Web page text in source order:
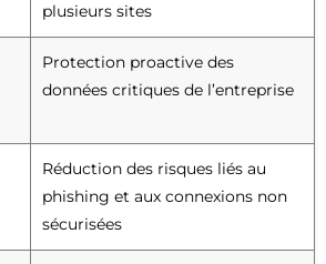
plusieurs sites
Protection proactive des
données critiques de l’entreprise
Réduction des risques liés au
phishing et aux connexions non
sécurisées